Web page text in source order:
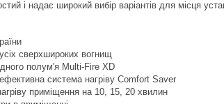
і надає широкий вибір варіантів для місця
сверхшироких вогнищ
полум'я Multi-Fire XD
система нагріву Comfort Saver
приміщення на 10, 15, 20 хвилин